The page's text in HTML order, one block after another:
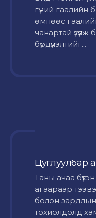
гүний гаалийн
өмнөөс гаалийн
чанартай
бүрдүүлэлтийг...
Цуглуулбар
Таны ачаа бүтэн
агаараар
болон
тохиолдолд